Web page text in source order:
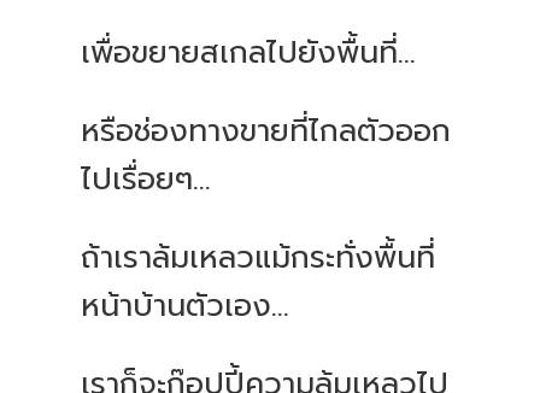
เพื่อขยายสเกลไปยังพื้นที่...
หรือช่องทางขายที่ไกลตัวออก
ไปเรื่อยๆ...
ถ้าเราล้มเหลวแม้กระทั่งพื้นที่
หน้าบ้านตัวเอง...